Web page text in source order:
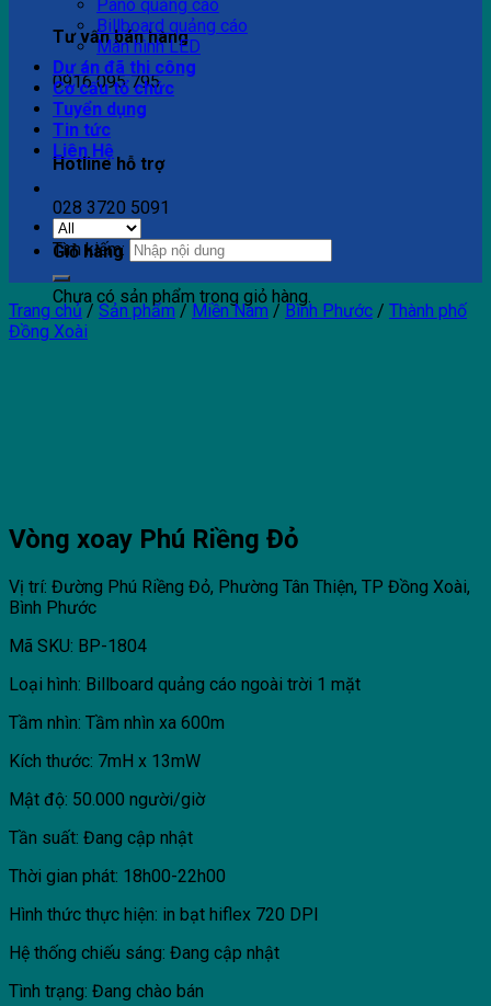
Tư vấn bán hàng
0916 095 795
Hotline hỗ trợ
028 3720 5091
Giỏ hàng
Chưa có sản phẩm trong giỏ hàng.
Pano quảng cáo
Billboard quảng cáo
Màn hình LED
Dự án đã thi công
Cơ cấu tổ chức
Tuyển dụng
Tin tức
Liên Hệ
Tìm kiếm:
Trang chủ / Sản phẩm / Miền Nam / Bình Phước / Thành phố
Đồng Xoài
Vòng xoay Phú Riềng Đỏ
Vị trí: Đường Phú Riềng Đỏ, Phường Tân Thiện, TP Đồng Xoài,
Bình Phước
Mã SKU: BP-1804
Loại hình: Billboard quảng cáo ngoài trời 1 mặt
Tầm nhìn: Tầm nhìn xa 600m
Kích thước: 7mH x 13mW
Mật độ: 50.000 người/giờ
Tần suất: Đang cập nhật
Thời gian phát: 18h00-22h00
Hình thức thực hiện: in bạt hiflex 720 DPI
Hệ thống chiếu sáng: Đang cập nhật
Tình trạng: Đang chào bán